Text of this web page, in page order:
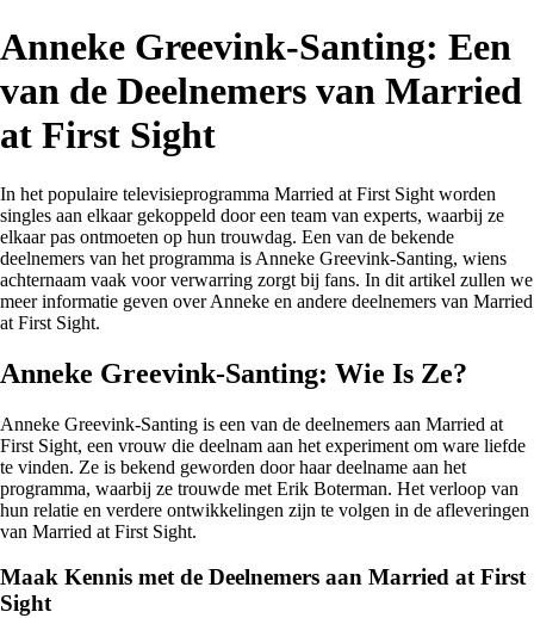
Anneke Greevink-Santing: Een
van de Deelnemers van Married
at First Sight
In het populaire televisieprogramma Married at First Sight worden
singles aan elkaar gekoppeld door een team van experts, waarbij ze
elkaar pas ontmoeten op hun trouwdag. Een van de bekende
deelnemers van het programma is Anneke Greevink-Santing, wiens
achternaam vaak voor verwarring zorgt bij fans. In dit artikel zullen we
meer informatie geven over Anneke en andere deelnemers van Married
at First Sight.
Anneke Greevink-Santing: Wie Is Ze?
Anneke Greevink-Santing is een van de deelnemers aan Married at
First Sight, een vrouw die deelnam aan het experiment om ware liefde
te vinden. Ze is bekend geworden door haar deelname aan het
programma, waarbij ze trouwde met Erik Boterman. Het verloop van
hun relatie en verdere ontwikkelingen zijn te volgen in de afleveringen
van Married at First Sight.
Maak Kennis met de Deelnemers aan Married at First
Sight